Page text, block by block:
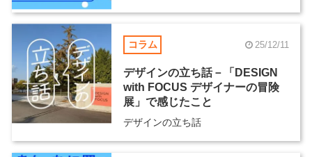
コラム 25/12/11
デザインの立ち話－「DESIGN
with FOCUS デザイナーの冒険
展」で感じたこと
デザインの立ち話